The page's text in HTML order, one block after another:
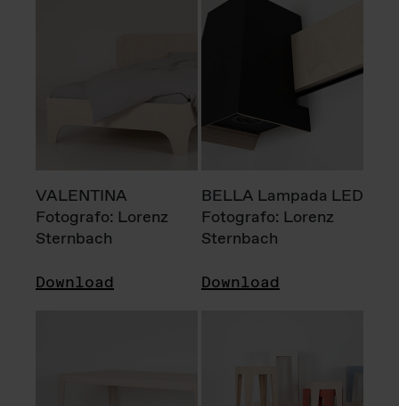
VALENTINA
Fotografo: Lorenz
Sternbach
Download
BELLA Lampada LED
Fotografo: Lorenz
Sternbach
Download